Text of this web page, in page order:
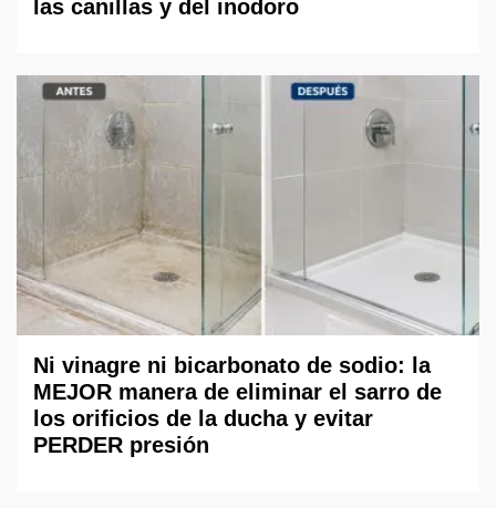
las canillas y del inodoro
Ni vinagre ni bicarbonato de sodio: la
MEJOR manera de eliminar el sarro de
los orificios de la ducha y evitar
PERDER presión